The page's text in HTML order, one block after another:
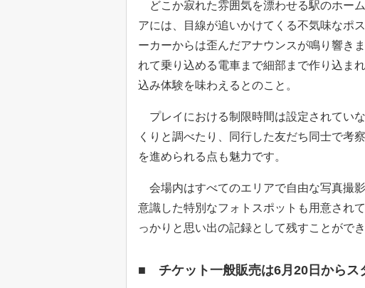
どこか寂れた雰囲気を漂わせる駅のホー
アには、目線が追いかけてくる不気味なポ
ーカーからは歪んだアナウンスが鳴り響き
れて乗り込める電車まで細部まで作り込ま
込み体験を味わえるとのこと。
プレイにおける制限時間は設定されてい
くりと調べたり、同行した友だち同士で考
を進められる点も魅力です。
会場内はすべてのエリアで自由な写真撮
意識した特別なフォトスポットも用意され
っかりと思い出の記録として残すことができ
■ チケット一般販売は6月20日からス